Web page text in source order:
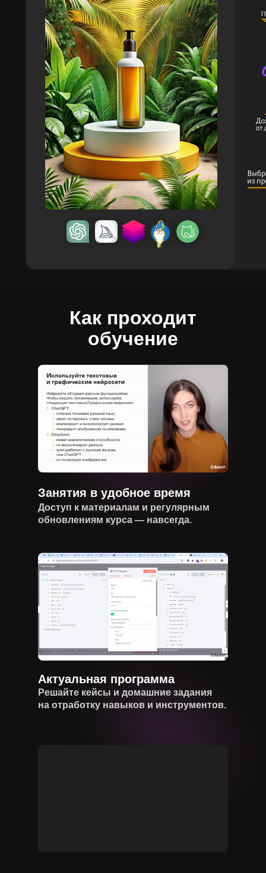
Актуальная программа
Решайте кейсы и домашние задания
на отработку навыков и инструментов.
Как проходит
обучение
Занятия в удобное время
Доступ к материалам и регулярным
обновлениям курса — навсегда.